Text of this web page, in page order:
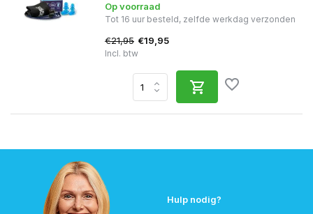
Op voorraad
Tot 16 uur besteld, zelfde werkdag verzonden
€21,95 €19,95
Incl. btw
Hulp nodig?